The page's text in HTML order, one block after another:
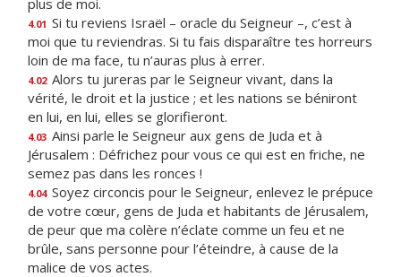
plus de moi.
4.01 Si tu reviens Israël – oracle du Seigneur –, c’est à
moi que tu reviendras. Si tu fais disparaître tes horreurs
loin de ma face, tu n’auras plus à errer.
4.02 Alors tu jureras par le Seigneur vivant, dans la
vérité, le droit et la justice ; et les nations se béniront
en lui, en lui, elles se glorifieront.
4.03 Ainsi parle le Seigneur aux gens de Juda et à
Jérusalem : Défrichez pour vous ce qui est en friche, ne
semez pas dans les ronces !
4.04 Soyez circoncis pour le Seigneur, enlevez le prépuce
de votre cœur, gens de Juda et habitants de Jérusalem,
de peur que ma colère n’éclate comme un feu et ne
brûle, sans personne pour l’éteindre, à cause de la
malice de vos actes.